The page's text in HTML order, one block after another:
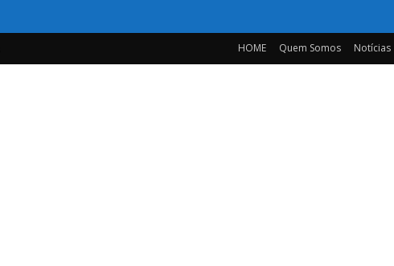
HOME Quem Somos Notícias